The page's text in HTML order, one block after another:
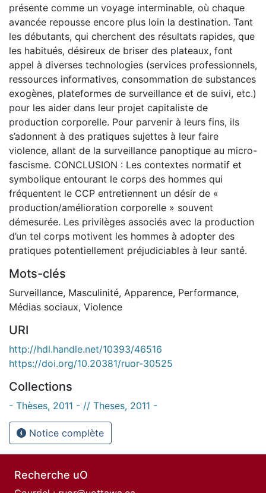
présente comme un voyage interminable, où chaque
avancée repousse encore plus loin la destination. Tant
les débutants, qui cherchent des résultats rapides, que
les habitués, désireux de briser des plateaux, font
appel à diverses technologies (services professionnels,
ressources informatives, consommation de substances
exogènes, plateformes de surveillance et de suivi, etc.)
pour les aider dans leur projet capitaliste de
production corporelle. Pour parvenir à leurs fins, ils
s’adonnent à des pratiques sujettes à leur faire
violence, allant de la surveillance panoptique au micro-
fascisme. CONCLUSION : Les contextes normatif et
symbolique entourant le corps des hommes qui
fréquentent le CCP entretiennent un désir de «
production/amélioration corporelle » souvent
démesurée. Les privilèges associés avec la production
d’un tel corps motivent les hommes à adopter des
pratiques potentiellement préjudiciables à leur santé.
Mots-clés
Surveillance, Masculinité, Apparence, Performance,
Médias sociaux, Violence
URI
http://hdl.handle.net/10393/46516
https://doi.org/10.20381/ruor-30525
Collections
- Thèses, 2011 - // Theses, 2011 -
Notice complète
Recherche uO